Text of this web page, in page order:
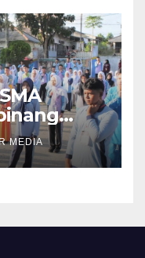
dan BEI
Baru
MEDIA